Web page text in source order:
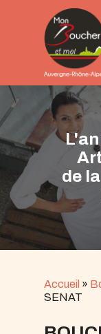
de
Accueil »
SENAT